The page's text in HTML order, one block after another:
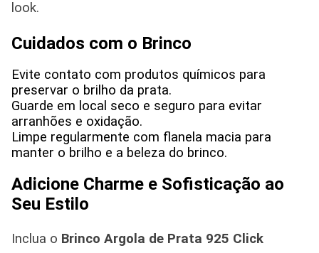
look.
Cuidados com o Brinco
Evite contato com produtos químicos para
preservar o brilho da prata.
Guarde em local seco e seguro para evitar
arranhões e oxidação.
Limpe regularmente com flanela macia para
manter o brilho e a beleza do brinco.
Adicione Charme e Sofisticação ao
Seu Estilo
Inclua o Brinco Argola de Prata 925 Click